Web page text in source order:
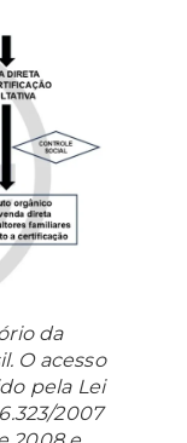
da
O acesso
pela Lei
2007